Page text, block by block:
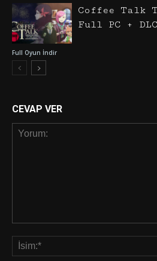
Full Oyun İndir
Coffee Talk
Full PC + DLC
CEVAP VER